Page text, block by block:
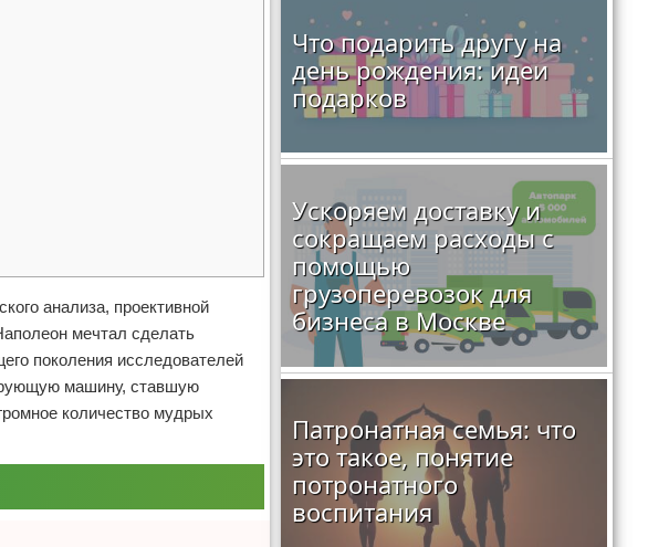
анализа, проективной
мечтал сделать
поколения исследователей
машину, ставшую
количество мудрых
Что подарить другу на
день рождения: идеи
подарков
Ускоряем доставку и
сокращаем расходы с
помощью
грузоперевозок для
бизнеса в Москве
Патронатная семья: что
это такое, понятие
потронатного
воспитания